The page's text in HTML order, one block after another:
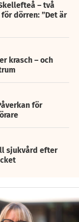
– två
dörren: ”Det är
krasch – och
för
sjukvård efter